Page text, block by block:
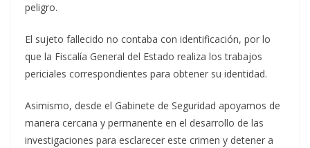
peligro.
El sujeto fallecido no contaba con identificación, por lo
que la Fiscalía General del Estado realiza los trabajos
periciales correspondientes para obtener su identidad.
Asimismo, desde el Gabinete de Seguridad apoyamos de
manera cercana y permanente en el desarrollo de las
investigaciones para esclarecer este crimen y detener a